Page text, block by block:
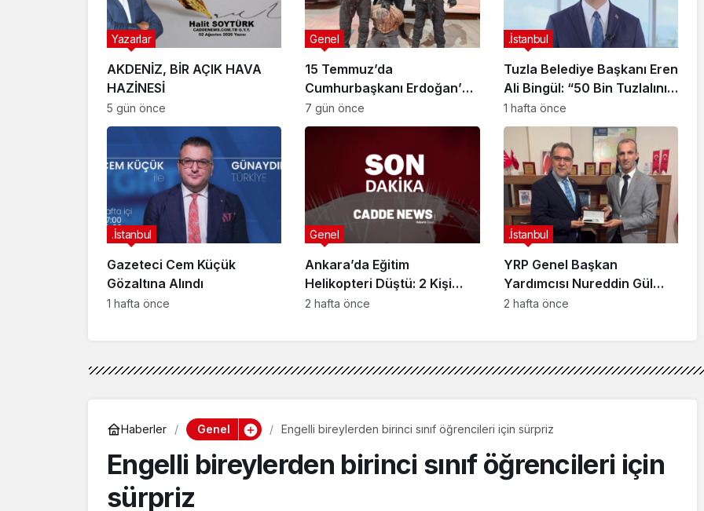
AKDENİZ, BİR AÇIK HAVA
HAZİNESİ
Yazarlar
5 gün önce
15 Temmuz’da
Cumhurbaşkanı Erdoğan’a
Suikast Girişiminde Bulunan
FETÖ Firarisi B.K.
Yakalandı
Genel
7 gün önce
Tuzla Belediye Başkanı Eren
Ali Bingül: “50 Bin Tuzlalının
Evi Yıkılma Riskiyle Karşı
Karşıya”
.İstanbul
1 hafta önce
Gazeteci Cem Küçük
Gözaltına Alındı
.İstanbul
1 hafta önce
Ankara’da Eğitim
Helikopteri Düştü: 2 Kişi
Yaralandı
Genel
2 hafta önce
YRP Genel Başkan
Yardımcısı Nureddin Gül
Sancaktepe Teşkilatıyla Bir
.İstanbul
2 hafta önce
Haberler Genel Engelli bireylerden birinci sınıf öğrencileri için sürpriz
Engelli bireylerden birinci sınıf öğrencileri için
sürpriz